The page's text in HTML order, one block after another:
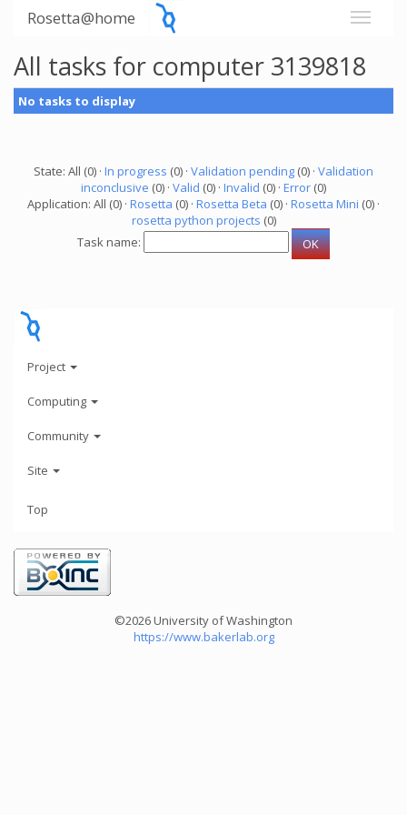
Rosetta@home
All tasks for computer 3139818
No tasks to display
State: All (0) · In progress (0) · Validation pending (0) · Validation
inconclusive (0) · Valid (0) · Invalid (0) · Error (0)
Application: All (0) · Rosetta (0) · Rosetta Beta (0) · Rosetta Mini (0) ·
rosetta python projects (0)
Task name:
Project
Computing
Community
Site
Top
©2026 University of Washington
https://www.bakerlab.org